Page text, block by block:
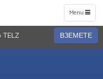
Toggle
navigation
Menu
TELZ ВЗЕМЕТЕ